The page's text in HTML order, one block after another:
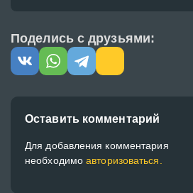
Поделись с друзьями:
Оставить комментарий
Для добавления комментария
необходимоавторизоваться.